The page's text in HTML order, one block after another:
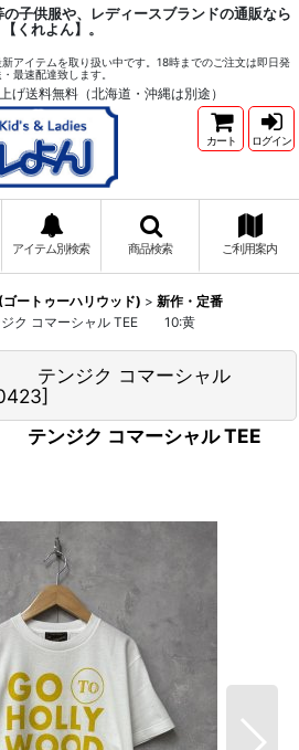
子供服や、レディースブランドの通販なら
【くれよん】。
アイテムを取り扱い中です。18時までのご注文は即日発
最速配達致します。
げ送料無料（北海道・沖縄は別途）
カート ログイン
アイテム別検索 商品検索 ご利用案内
ートゥーハリウッド) > 新作・定番
コマーシャル TEE 10:黄
ンジク コマーシャル
]
ンジク コマーシャル TEE